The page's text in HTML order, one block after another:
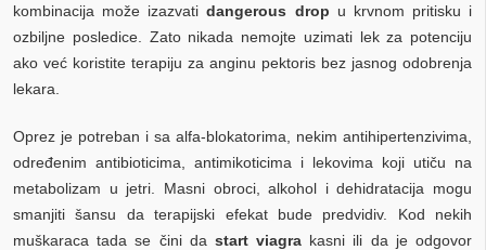
kombinacija može izazvatidangerous drop u krvnom pritisku i
ozbiljne posledice. Zato nikada nemojte uzimati lek za potenciju
ako već koristite terapiju za anginu pektoris bez jasnog odobrenja
lekara.
Oprez je potreban i sa alfa-blokatorima, nekim antihipertenzivima,
određenim antibioticima, antimikoticima i lekovima koji utiču na
metabolizam u jetri. Masni obroci, alkohol i dehidratacija mogu
smanjiti šansu da terapijski efekat bude predvidiv. Kod nekih
muškaraca tada se čini da start viagra kasni ili da je odgovor